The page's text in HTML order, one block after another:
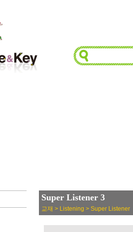
Super Listener 3
교재 > Listening > Super Listener